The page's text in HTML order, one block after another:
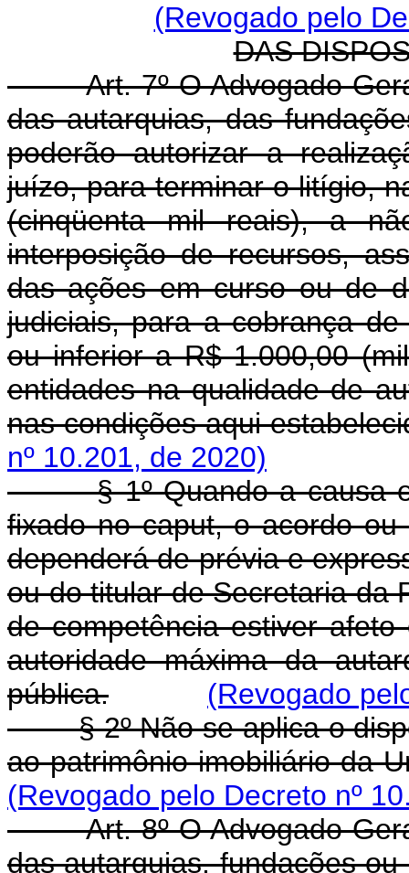
(Revogado pelo
DAS
Art. 7º O Advogado-
das autarquias, das
poderão autorizar a
juízo, para terminar o litígio,
(cinqüenta mil reais), a
interposição de recursos,
das ações em curso ou de
judiciais, para a cobrança
ou inferior a R$ 1.000,00
entidades na qualidade de
nas condições aqui
nº 10.201, de 2020)
§ 1º Quando a causa
fixado no caput, o acordo
dependerá de prévia e
ou do titular de Secretaria da
de competência estiver
autoridade máxima da
pública.
(Revogado
§ 2º Não se aplica o
ao patrimônio imobiliário da
(Revogado pelo Decreto nº
Art. 8º O Advogado-
das autarquias, fundações